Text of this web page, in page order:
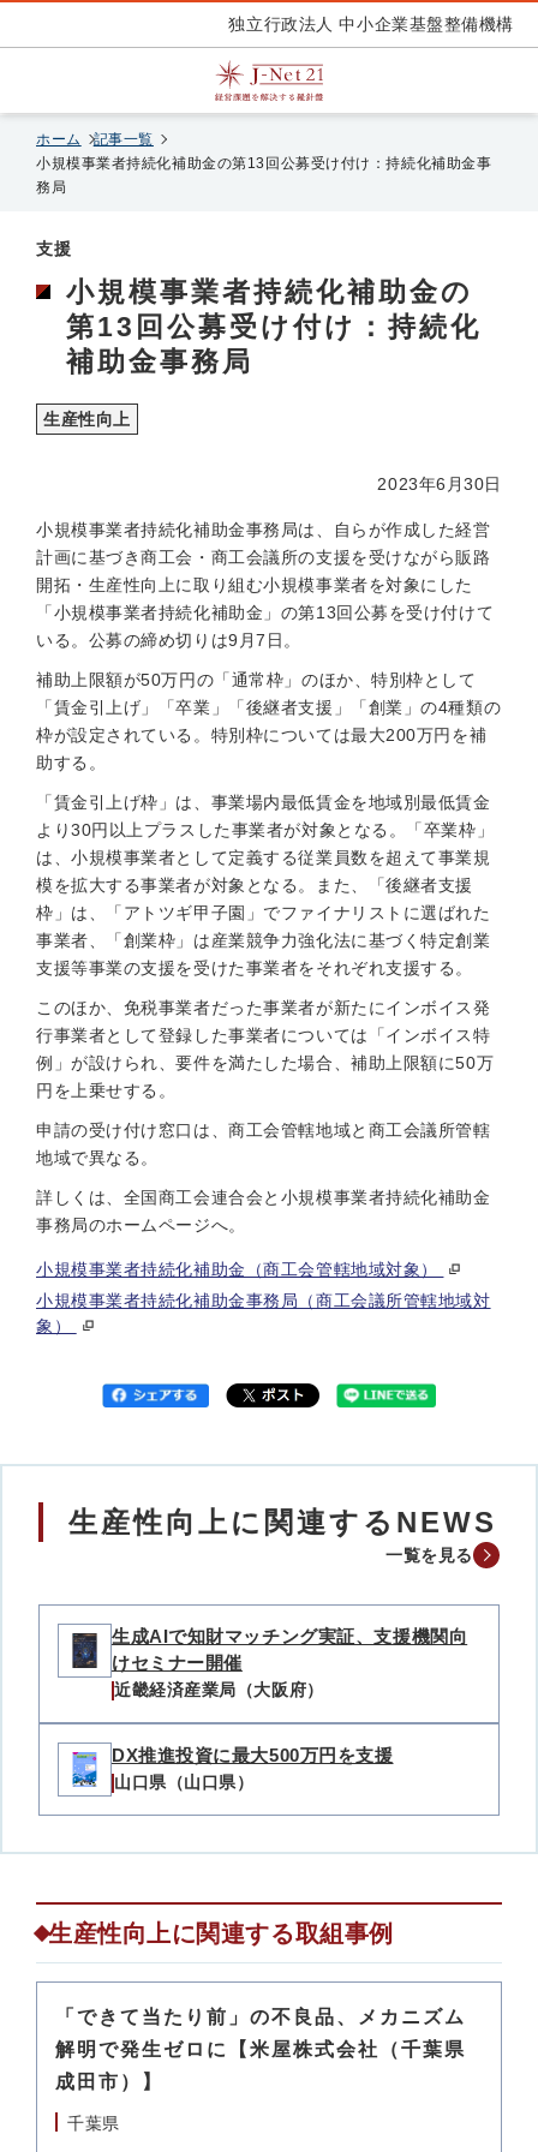
独立行政法人 中小企業基盤整備機構
ホーム
記事一覧
小規模事業者持続化補助金の第13回公募受け付け：持続化補助金事
務局
支援
小規模事業者持続化補助金の
第13回公募受け付け：持続化
補助金事務局
生産性向上
2023年6月30日
小規模事業者持続化補助金事務局は、自らが作成した経営
計画に基づき商工会・商工会議所の支援を受けながら販路
開拓・生産性向上に取り組む小規模事業者を対象にした
「小規模事業者持続化補助金」の第13回公募を受け付けて
いる。公募の締め切りは9月7日。
補助上限額が50万円の「通常枠」のほか、特別枠として
「賃金引上げ」「卒業」「後継者支援」「創業」の4種類の
枠が設定されている。特別枠については最大200万円を補
助する。
「賃金引上げ枠」は、事業場内最低賃金を地域別最低賃金
より30円以上プラスした事業者が対象となる。「卒業枠」
は、小規模事業者として定義する従業員数を超えて事業規
模を拡大する事業者が対象となる。また、「後継者支援
枠」は、「アトツギ甲子園」でファイナリストに選ばれた
事業者、「創業枠」は産業競争力強化法に基づく特定創業
支援等事業の支援を受けた事業者をそれぞれ支援する。
このほか、免税事業者だった事業者が新たにインボイス発
行事業者として登録した事業者については「インボイス特
例」が設けられ、要件を満たした場合、補助上限額に50万
円を上乗せする。
申請の受け付け窓口は、商工会管轄地域と商工会議所管轄
地域で異なる。
詳しくは、全国商工会連合会と小規模事業者持続化補助金
事務局のホームページへ。
小規模事業者持続化補助金（商工会管轄地域対象）
小規模事業者持続化補助金事務局（商工会議所管轄地域対
象）
生産性向上に関連するNEWS
一覧を見る
生成AIで知財マッチング実証、支援機関向
けセミナー開催
近畿経済産業局（大阪府）
DX推進投資に最大500万円を支援
山口県（山口県）
生産性向上に関連する取組事例
「できて当たり前」の不良品、メカニズム
解明で発生ゼロに【米屋株式会社（千葉県
成田市）】
千葉県